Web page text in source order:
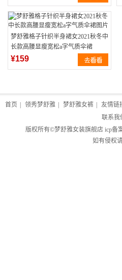
梦舒雅格子针织半身裙女2021秋冬中
长款高腰显瘦宽松a字气质伞裙
¥159
首页 领秀梦舒雅 梦舒雅女裤 友情链
联系我
版权所有©梦舒雅女装旗舰店icp备
如有侵权